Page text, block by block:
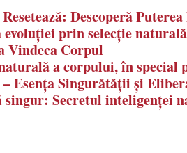
Descoperă
prin selecție naturală
Vindeca Corpul
a corpului, în special
Singurătății și
singur: Secretul inteligenței